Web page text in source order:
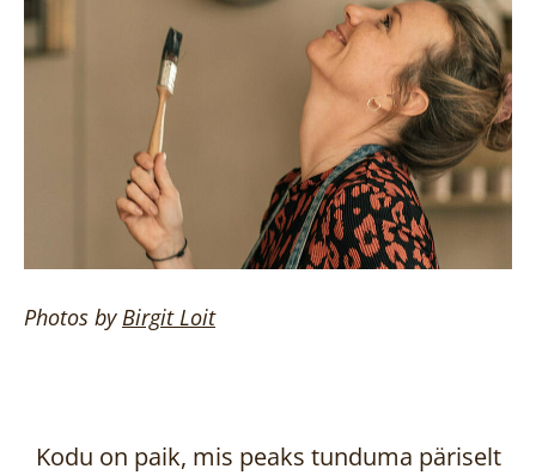
Photos byBirgitLoit
Kodu on paik, mis peaks tunduma päriselt